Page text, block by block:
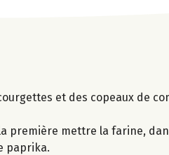
et des copeaux de
première mettre la farine,
paprika.